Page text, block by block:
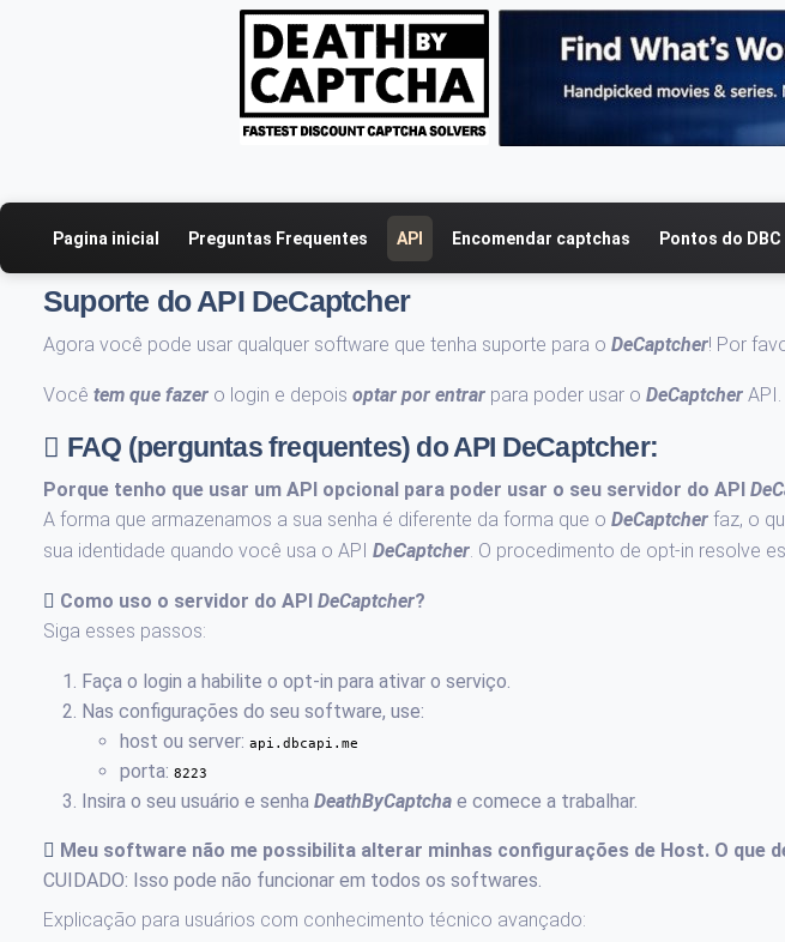
Pagina inicial Preguntas Frequentes API Encomendar captchas Pontos do DBC
Suporte do API DeCaptcher
Agora você pode usar qualquer software que tenha suporte para o DeCaptcher! Por
Você tem que fazer o login e depois optar por entrar para poder usar o DeCaptcher API.
FAQ (perguntas frequentes) do API DeCaptcher:
Porque tenho que usar um API opcional para poder usar o seu servidor do API
A forma que armazenamos a sua senha é diferente da forma que o DeCaptcher faz, o
sua identidade quando você usa o API DeCaptcher. O procedimento de opt-in resolve
Como uso o servidor do API DeCaptcher?
Siga esses passos:
Faça o login a habilite o opt-in para ativar o serviço.
Nas configurações do seu software, use:
host ou server: api.dbcapi.me
porta: 8223
Insira o seu usuário e senha DeathByCaptcha e comece a trabalhar.
Meu software não me possibilita alterar minhas configurações de Host. O que
CUIDADO: Isso pode não funcionar em todos os softwares.
Explicação para usuários com conhecimento técnico avançado: